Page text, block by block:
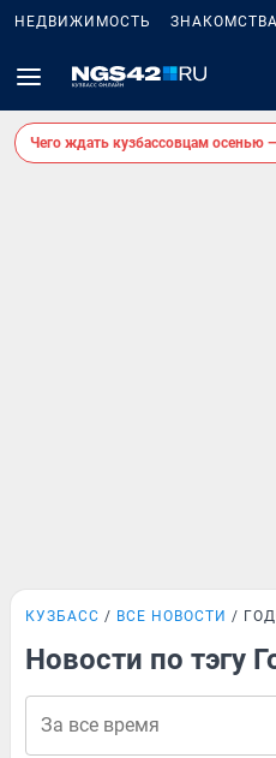
НЕДВИЖИМОСТЬ ЗНАКОМСТВА
Чего ждать кузбассовцам осенью
КУЗБАСС ВСЕ НОВОСТИ
Новости по тэгу